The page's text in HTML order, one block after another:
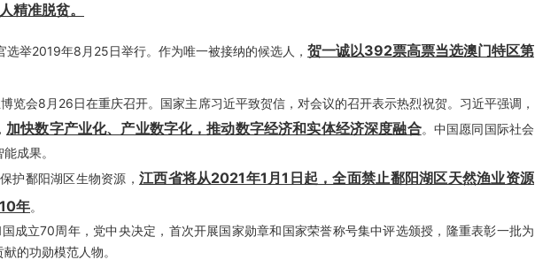
精准脱贫。
选举2019年8月25日举行。作为唯一被接纳的候选人， 贺一诚以392票高票当选澳门特区第
览会8月26日在重庆召开。国家主席习近平致贺信，对会议的召开表示热烈祝贺。习近平强调，
加快数字产业化、产业数字化，推动数字经济和实体经济深度融合。中国愿同国际社会
成果。
护鄱阳湖区生物资源， 江西省将从2021年1月1日起，全面禁止鄱阳湖区天然渔业资源
年。
成立70周年，党中央决定，首次开展国家勋章和国家荣誉称号集中评选颁授，隆重表彰一批为
的功勋模范人物。